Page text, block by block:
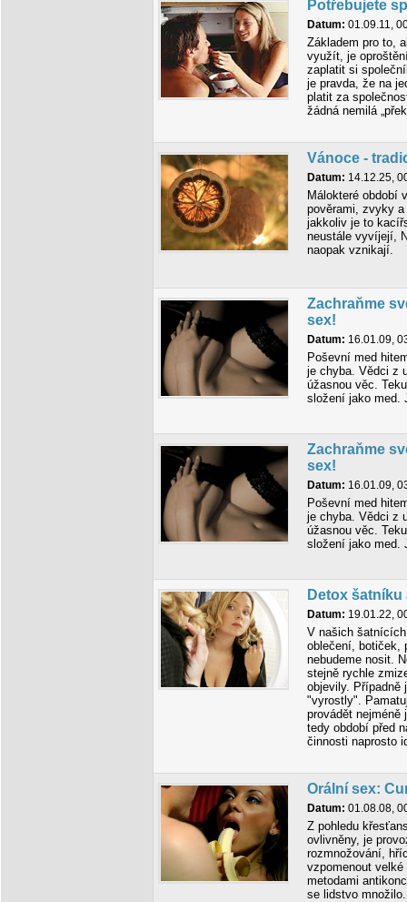
Potřebujete
Datum: 01.09.11,
Základem pro to,
využít, je
zaplatit si
je pravda, že na
platit za
žádná nemilá
Vánoce -
Datum: 14.12.25,
Málokteré období
pověrami, zvyky a
jakkoliv je to
neustále vyvíjejí,
naopak vznikají.
Zachraňme
sex!
Datum: 16.01.09,
Poševní med
je chyba. Vědci z
úžasnou věc.
složení jako med.
Zachraňme
sex!
Datum: 16.01.09,
Poševní med
je chyba. Vědci z
úžasnou věc.
složení jako med.
Detox
Datum: 19.01.22,
V našich
oblečení, botiček,
nebudeme nosit.
stejně rychle
objevily. Případně
"vyrostly".
provádět nejméně
tedy období před
činnosti naprosto
Orální sex:
Datum: 01.08.08,
Z pohledu
ovlivněny, je
rozmnožování,
vzpomenout
metodami
se lidstvo